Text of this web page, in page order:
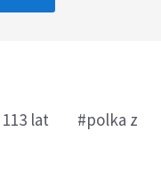
lat
#polka z